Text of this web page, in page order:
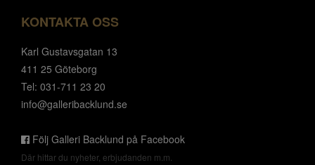
KONTAKTA OSS
Karl Gustavsgatan 13
411 25 Göteborg
Tel: 031-711 23 20
info@galleribacklund.se
Följ Galleri Backlund på Facebook
Där hittar du nyheter, erbjudanden m.m.